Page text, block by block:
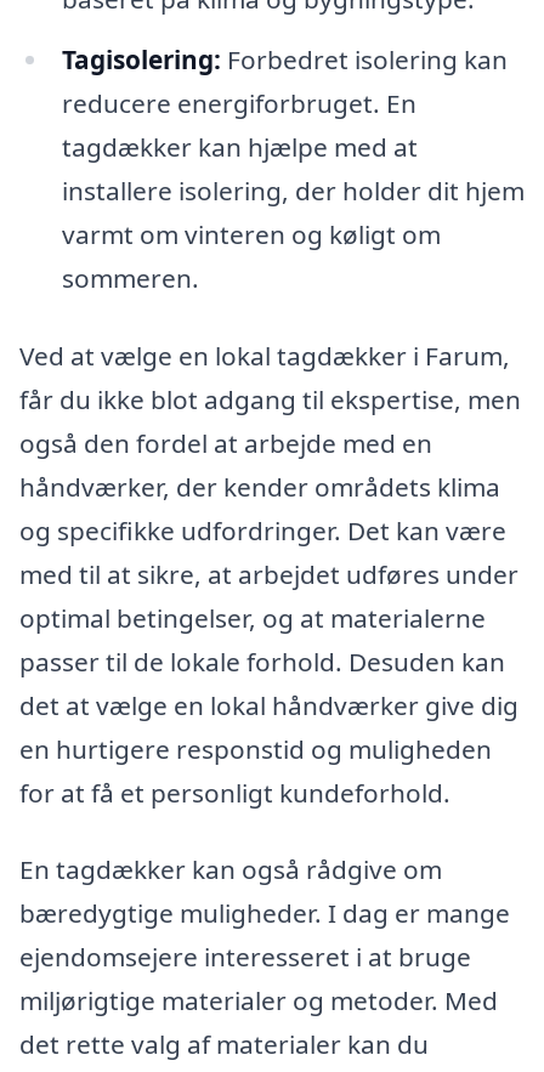
Tagisolering: Forbedret isolering kan
reducere energiforbruget. En
tagdækker kan hjælpe med at
installere isolering, der holder dit hjem
varmt om vinteren og køligt om
sommeren.
Ved at vælge en lokal tagdækker i Farum,
får du ikke blot adgang til ekspertise, men
også den fordel at arbejde med en
håndværker, der kender områdets klima
og specifikke udfordringer. Det kan være
med til at sikre, at arbejdet udføres under
optimal betingelser, og at materialerne
passer til de lokale forhold. Desuden kan
det at vælge en lokal håndværker give dig
en hurtigere responstid og muligheden
for at få et personligt kundeforhold.
En tagdækker kan også rådgive om
bæredygtige muligheder. I dag er mange
ejendomsejere interesseret i at bruge
miljørigtige materialer og metoder. Med
det rette valg af materialer kan du